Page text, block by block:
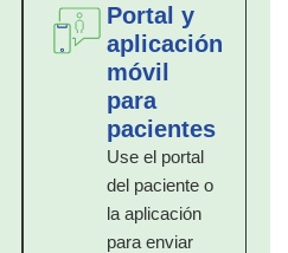
Portal y
aplicación
móvil
para
pacientes
Use el portal
del paciente o
la aplicación
para enviar